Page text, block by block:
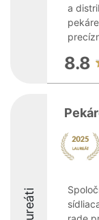
a
8.8